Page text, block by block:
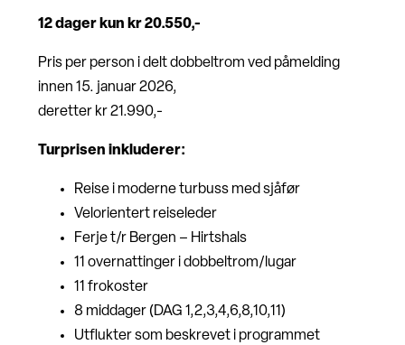
12 dager kun kr 20.550,-
Pris per person i delt dobbeltrom ved påmelding
innen 15. januar 2026,
deretter kr 21.990,-
Turprisen inkluderer:
Reise i moderne turbuss med sjåfør
Velorientert reiseleder
Ferje t/r Bergen – Hirtshals
11 overnattinger i dobbeltrom/lugar
11 frokoster
8 middager (DAG 1,2,3,4,6,8,10,11)
Utflukter som beskrevet i programmet